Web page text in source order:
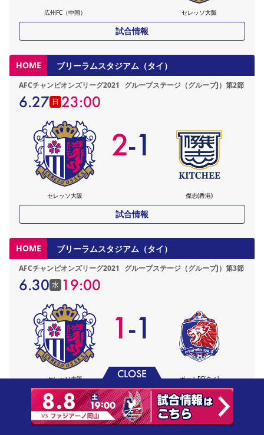
CLOSE
広州FC（中国） セレッソ大阪
試合情報
HOME ブリーラムスタジアム（タイ）
AFCチャンピオンズリーグ2021 グループステージ（グループJ）第2節
6.27 日 23:00
セレッソ大阪
2-1
傑志(香港)
試合情報
HOME ブリーラムスタジアム（タイ）
AFCチャンピオンズリーグ2021 グループステージ（グループJ）第3節
6.30 水 19:00
セレッソ大阪
1-1
ポートFC(タイ)
試合情報